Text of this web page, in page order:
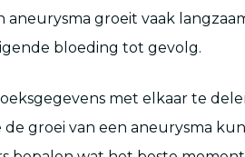
aneurysma groeit vaak
bloeding tot gevolg.
met elkaar te
de groei van een aneurysma